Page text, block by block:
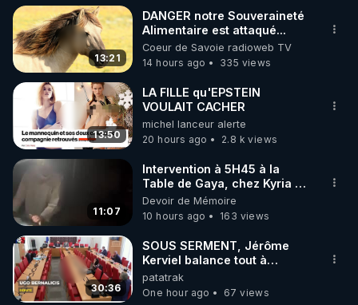
13:21
DANGER notre Souveraineté
Alimentaire est attaqué...
Coeur de Savoie radioweb TV
14 hours ago
335 views
13:50
LA FILLE qu'EPSTEIN
VOULAIT CACHER
michel lanceur alerte
20 hours ago
2.8 k views
11:07
Intervention à 5H45 à la
Table de Gaya, chez Kyria et
Manu. 6/08/2026 PARTAGEZ
!
Devoir de Mémoire
10 hours ago
163 views
30:36
SOUS SERMENT, Jérôme
Kerviel balance tout à
l'Assemblée !
patatrak
One hour ago
67 views